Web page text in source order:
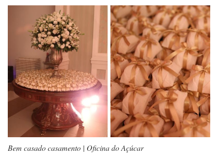
Bem casado casamento | Oficina do Açúcar